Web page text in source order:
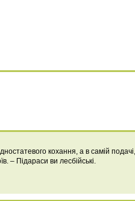
кохання, а в самій
– Підараси ви лесбійські.